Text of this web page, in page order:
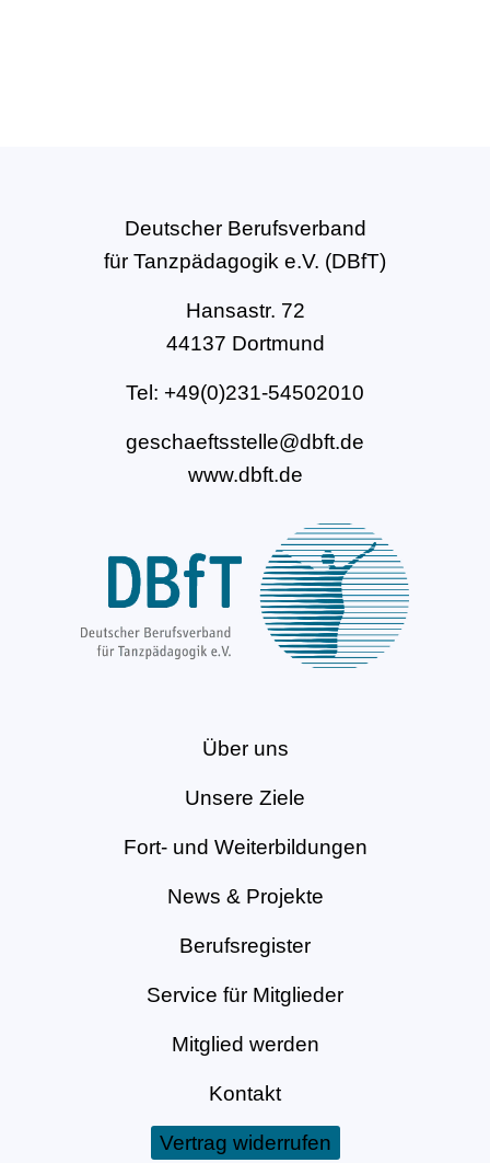
Deutscher Berufsverband
für Tanzpädagogik e.V. (DBfT)
Hansastr. 72
44137 Dortmund
Tel: +49(0)231-54502010
geschaeftsstelle@dbft.de
www.dbft.de
Über uns
Unsere Ziele
Fort- und Weiterbildungen
News & Projekte
Berufsregister
Service für Mitglieder
Mitglied werden
Kontakt
Vertrag widerrufen